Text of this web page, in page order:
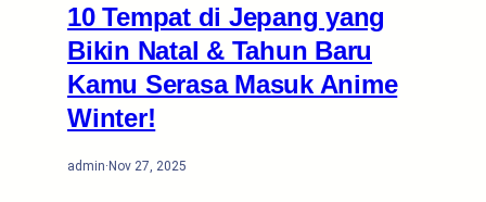
10 Tempat di Jepang yang
Bikin Natal & Tahun Baru
Kamu Serasa Masuk Anime
Winter!
admin· Nov 27, 2025